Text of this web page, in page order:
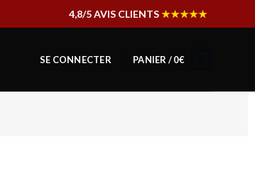
4,8/5 AVIS CLIENTS★★★★★
SE CONNECTER PANIER /0€